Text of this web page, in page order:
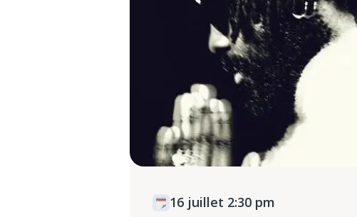
16 juillet 2:30 pm